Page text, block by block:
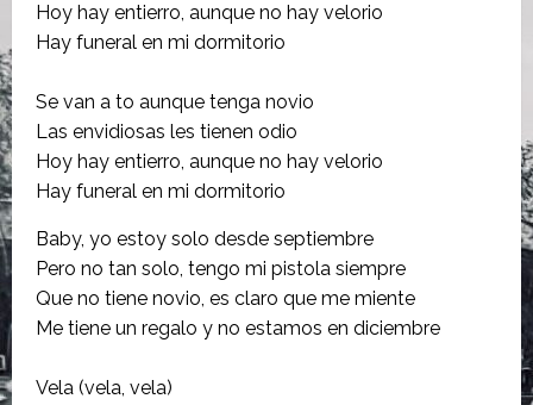
Hoy hay entierro, aunque no hay velorio
Hay funeral en mi dormitorio
Se van a to aunque tenga novio
Las envidiosas les tienen odio
Hoy hay entierro, aunque no hay velorio
Hay funeral en mi dormitorio
Baby, yo estoy solo desde septiembre
Pero no tan solo, tengo mi pistola siempre
Que no tiene novio, es claro que me miente
Me tiene un regalo y no estamos en diciembre
Vela (vela, vela)